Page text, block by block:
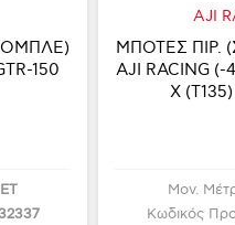
150
AJI
ΜΠΟΤΕΣ ΠΙΡ.
AJI RACING (-
X
Μον.
Κωδικός